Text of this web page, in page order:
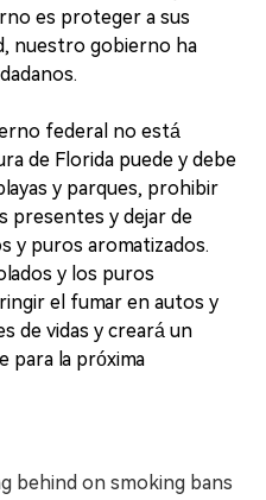
es proteger a sus
nuestro gobierno ha
federal no está
de Florida puede y debe
y parques, prohibir
presentes y dejar de
y puros aromatizados.
y los puros
el fumar en autos y
de vidas y creará un
para la próxima
behind on smoking bans